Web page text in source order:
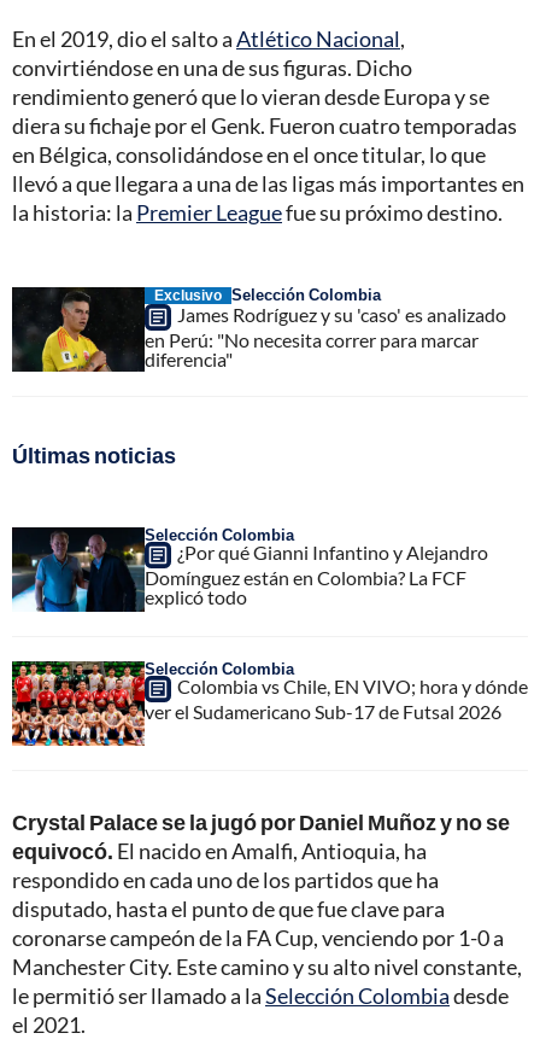
En el 2019, dio el salto aAtlético Nacional,
convirtiéndose en una de sus figuras. Dicho
rendimiento generó que lo vieran desde Europa y se
diera su fichaje por el Genk. Fueron cuatro temporadas
en Bélgica, consolidándose en el once titular, lo que
llevó a que llegara a una de las ligas más importantes en
la historia: la Premier Leaguefue su próximo destino.
Exclusivo Selección Colombia
James Rodríguez y su 'caso' es analizado
en Perú: "No necesita correr para marcar
diferencia"
Últimas noticias
Selección Colombia
¿Por qué Gianni Infantino y Alejandro
Domínguez están en Colombia? La FCF
explicó todo
Selección Colombia
Colombia vs Chile, EN VIVO; hora y dónde
ver el Sudamericano Sub-17 de Futsal 2026
Crystal Palace se la jugó por Daniel Muñoz y no se
equivocó. El nacido en Amalfi, Antioquia, ha
respondido en cada uno de los partidos que ha
disputado, hasta el punto de que fue clave para
coronarse campeón de la FA Cup, venciendo por 1-0 a
Manchester City. Este camino y su alto nivel constante,
le permitió ser llamado a laSelección Colombiadesde
el 2021.